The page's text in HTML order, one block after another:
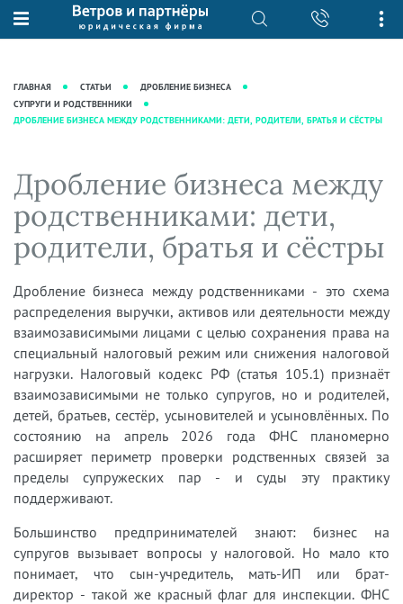
О нас
Рекомендации
фирмы
Кейсы
Вакансии
Юридические услуги
Интеллектуальная собственность
Сопровождение бизнеса
Ведение уголовных дел
Защита активов
База знаний
практики"
Статьи
Аудиоподкасты
Видеоподкасты
Справочная
Вебинары и семинары
Прямые эфиры
ГЛАВНАЯ СТАТЬИ
ДРОБЛЕНИЕ БИЗНЕСА
СУПРУГИ И РОДСТВЕННИКИ
ДРОБЛЕНИЕ БИЗНЕСА МЕЖДУ РОДСТВЕННИКАМИ: ДЕТИ, РОДИТЕЛИ, БРАТЬЯ И СЁСТРЫ
Дробление бизнеса между
родственниками: дети,
родители, братья и сёстры
Дробление бизнеса между родственниками - это схема
распределения выручки, активов или деятельности между
взаимозависимыми лицами с целью сохранения права на
специальный налоговый режим или снижения налоговой
нагрузки. Налоговый кодекс РФ (статья 105.1) признаёт
взаимозависимыми не только супругов, но и родителей,
детей, братьев, сестёр, усыновителей и усыновлённых. По
состоянию на апрель 2026 года ФНС планомерно
расширяет периметр проверки родственных связей за
пределы супружеских пар - и суды эту практику
поддерживают.
Большинство предпринимателей знают: бизнес на
супругов вызывает вопросы у налоговой. Но мало кто
понимает, что сын-учредитель, мать-ИП или брат-
директор - такой же красный флаг для инспекции. ФНС